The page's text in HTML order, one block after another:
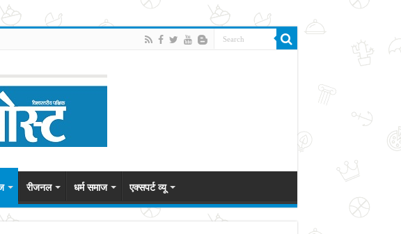
रीजनल धर्म समाज एक्सपर्ट व्यू